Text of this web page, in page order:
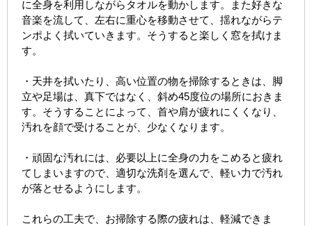
に全身を利用しながらタオルを動かします。また好きな
音楽を流して、左右に重心を移動させて、揺れながらテ
ンポよく拭いていきます。そうすると楽しく窓を拭けま
す。
・天井を拭いたり、高い位置の物を掃除するときは、脚
立や足場は、真下ではなく、斜め45度位の場所におきま
す。そうすることによって、首や肩が疲れにくくなり、
汚れを顔で受けることが、少なくなります。
・頑固な汚れには、必要以上に全身の力をこめると疲れ
てしまいますので、適切な洗剤を選んで、軽い力で汚れ
が落とせるようにします。
これらの工夫で、お掃除する際の疲れは、軽減できま